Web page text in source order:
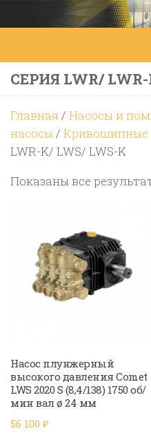
Перейти к
СЕРИЯ LWR/
Главная/ Насосы и
насосы/ Кривошипные
LWR-K/ LWS/ LWS-K
Показаны все
Насос плунжерный
высокого давления Comet
LWS 2020 S (8,4/138) 1750 об/
мин вал ø 24 мм
56 100 ₽